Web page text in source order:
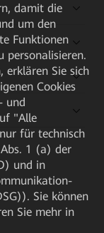
damit die
um den
Funktionen
personalisieren.
erklären Sie sich
Cookies
und
"Alle
für technisch
1 (a) der
und in
Sie können
Sie mehr in